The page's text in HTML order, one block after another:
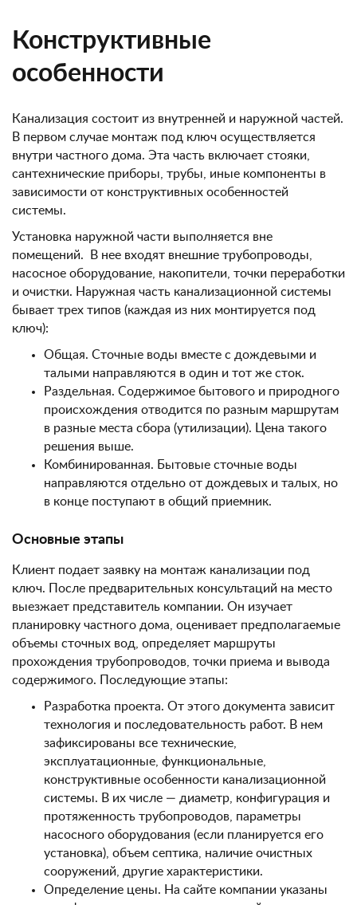
Конструктивные
особенности
Канализация состоит из внутренней и наружной частей.
В первом случае монтаж под ключ осуществляется
внутри частного дома. Эта часть включает стояки,
сантехнические приборы, трубы, иные компоненты в
зависимости от конструктивных особенностей
системы.
Установка наружной части выполняется вне
помещений. В нее входят внешние трубопроводы,
насосное оборудование, накопители, точки переработки
и очистки. Наружная часть канализационной системы
бывает трех типов (каждая из них монтируется под
ключ):
Общая. Сточные воды вместе с дождевыми и
талыми направляются в один и тот же сток.
Раздельная. Содержимое бытового и природного
происхождения отводится по разным маршрутам
в разные места сбора (утилизации). Цена такого
решения выше.
Комбинированная. Бытовые сточные воды
направляются отдельно от дождевых и талых, но
в конце поступают в общий приемник.
Основные этапы
Клиент подает заявку на монтаж канализации под
ключ. После предварительных консультаций на место
выезжает представитель компании. Он изучает
планировку частного дома, оценивает предполагаемые
объемы сточных вод, определяет маршруты
прохождения трубопроводов, точки приема и вывода
содержимого. Последующие этапы:
Разработка проекта. От этого документа зависит
технология и последовательность работ. В нем
зафиксированы все технические,
эксплуатационные, функциональные,
конструктивные особенности канализационной
системы. В их числе — диаметр, конфигурация и
протяженность трубопроводов, параметры
насосного оборудования (если планируется его
установка), объем септика, наличие очистных
сооружений, другие характеристики.
Определение цены. На сайте компании указаны